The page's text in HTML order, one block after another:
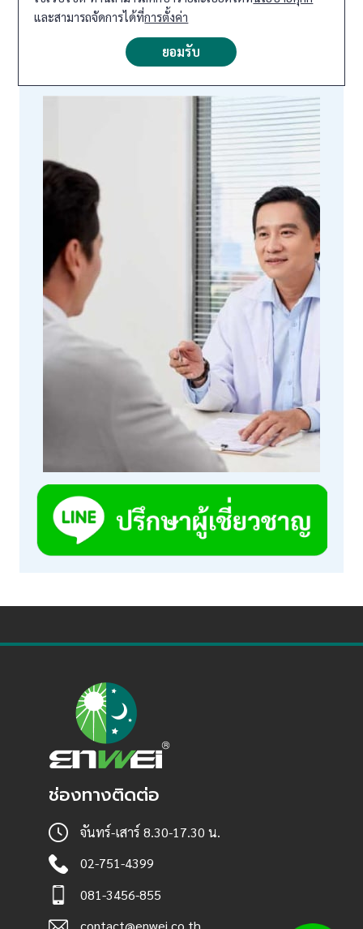
ปวดศีรษะเรื้อรัง การแพทย์จีนรักษาโดยองค์รวม
ช่องทางติดต่อ
จันทร์-เสาร์ 8.30-17.30 น.
02-751-4399
081-3456-855
contact@enwei.co.th
และสามารถจัดการได้ที่การตั้งค่า
ยอมรับ